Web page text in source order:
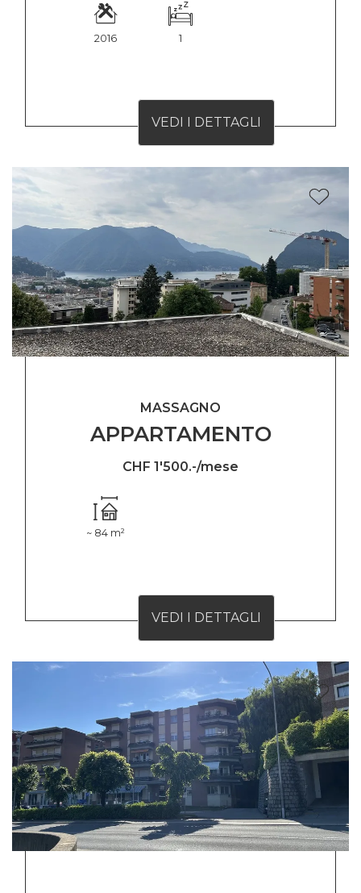
2016 1
VEDI I DETTAGLI
APPARTAMENTO
MASSAGNO
CHF 1'500.-/mese
~ 84 m²
VEDI I DETTAGLI